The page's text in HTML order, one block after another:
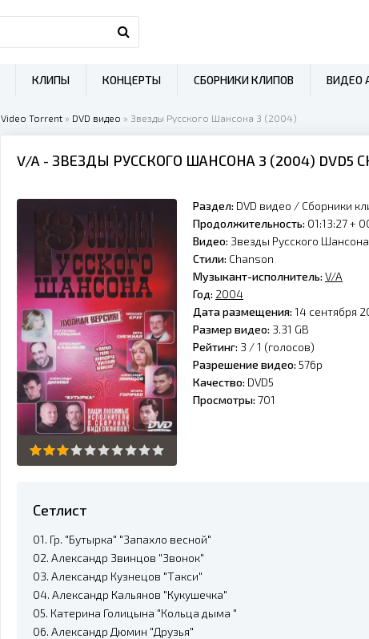
Video Torrent » DVD видео » Звезды Русского Шансона 3 (2004)
V/A - ЗВЕЗДЫ РУССКОГО ШАНСОНА 3 (2004) DVD5
Раздел: DVD видео / Сборники
Продолжительность: 01:13:27 +
Видео: Звезды Русского
Стили: Chanson
Музыкант-исполнитель: V/A
Год: 2004
Дата размещения: 14 сентября
Размер видео: 3.31 GB
Рейтинг: 3 /1 (голосов)
Разрешение видео: 576p
Качество: DVD5
Просмотры: 701
Сетлист
01. Гр. "Бутырка" "Запахло весной"
02. Александр Звинцов "Звонок"
03. Александр Кузнецов "Такси"
04. Александр Кальянов "Кукушечка"
05. Катерина Голицына "Кольца дыма "
06. Александр Дюмин "Друзья"
КЛИПЫ КОНЦЕРТЫ СБОРНИКИ КЛИПОВ ВИДЕО